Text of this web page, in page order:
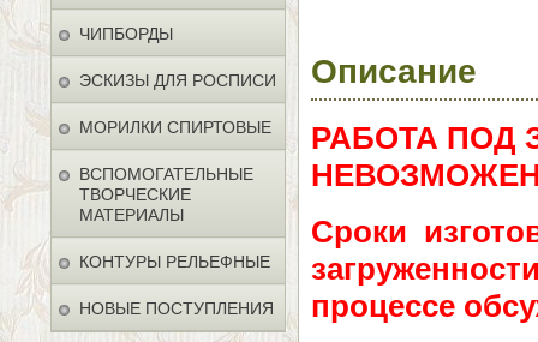
ЧИПБОРДЫ
ЭСКИЗЫ ДЛЯ РОСПИСИ
МОРИЛКИ СПИРТОВЫЕ
ВСПОМОГАТЕЛЬНЫЕ
ТВОРЧЕСКИЕ
МАТЕРИАЛЫ
КОНТУРЫ РЕЛЬЕФНЫЕ
НОВЫЕ ПОСТУПЛЕНИЯ
Описание
РАБОТА ПОД
Сроки
процессе